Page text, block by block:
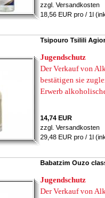
zzgl. Versandkosten
18,56 EUR pro / 1l
Tsipouro Tsilili
Jugendschutz
Der Verkauf von
bestätigen sie
Erwerb
14,74 EUR
zzgl. Versandkosten
29,48 EUR pro / 1l
Babatzim Ouzo
Jugendschutz
Der Verkauf von